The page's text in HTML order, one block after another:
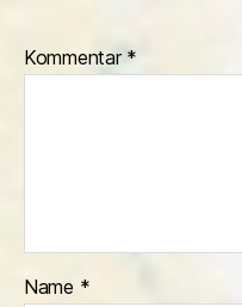
Kommentar *
Name *